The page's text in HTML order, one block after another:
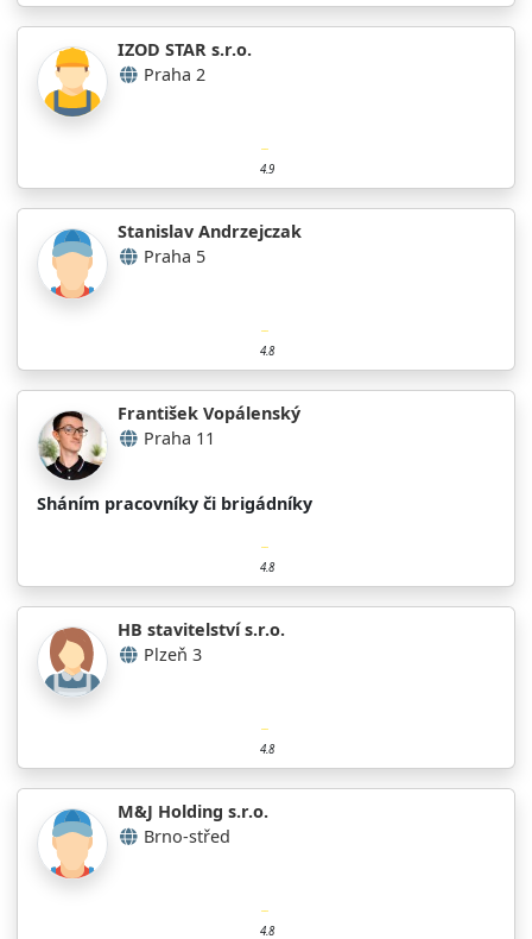
IZOD STAR s.r.o.
Praha 2
4.9
Stanislav Andrzejczak
Praha 5
4.8
František Vopálenský
Praha 11
Sháním pracovníky či brigádníky
4.8
HB stavitelství s.r.o.
Plzeň 3
4.8
M&J Holding s.r.o.
Brno-střed
4.8